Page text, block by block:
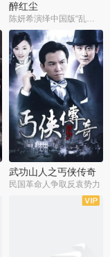
醉红尘
陈妍希演绎中国版“乱世佳人”
全30集
武功山人之丐侠传奇
民国革命人争取反袁势力